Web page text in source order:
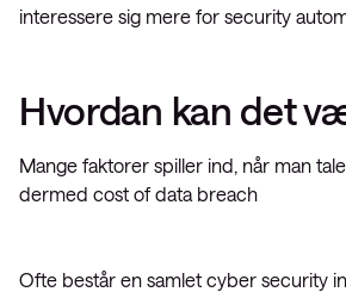
interessere sig mere for security
Hvordan kan det
Mange faktorer spiller ind, når man
dermed cost of data breach
Ofte består en samlet cyber security